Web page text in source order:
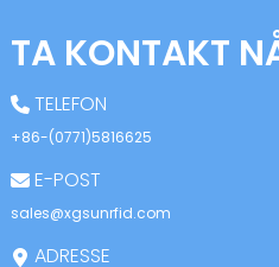
TA KONTAKT
TELEFON
+86-(0771)5816625
E-POST
sales@xgsunrfid.com
ADRESSE